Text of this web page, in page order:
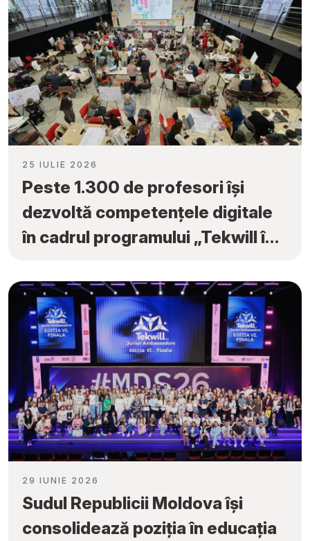
25 IULIE 2026
Peste 1.300 de profesori își
dezvoltă competențele digitale
în cadrul programului „Tekwill în
29 IUNIE 2026
Sudul Republicii Moldova își
consolidează poziția în educația